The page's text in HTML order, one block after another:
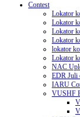
Contest
Lokator
Lokator
Lokator
Lokator
lokator
Lokator
NAC
EDR Juli
IARU
VUSHF